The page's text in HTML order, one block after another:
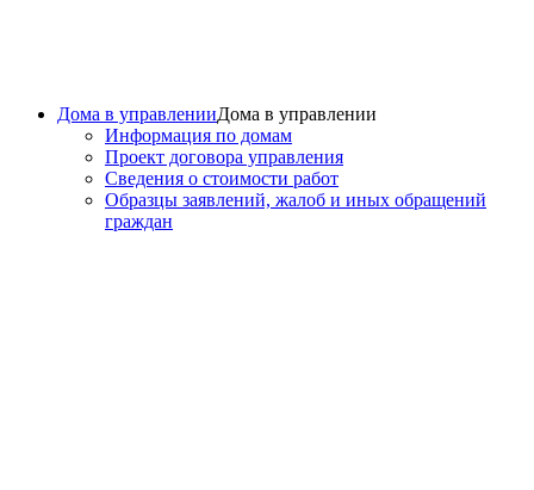
Дома в управленииДома в управлении
Информация по домам
Проект договора управления
Сведения о стоимости работ
Образцы заявлений, жалоб и иных обращений
граждан